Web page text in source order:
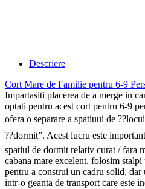
Descriere
Cort Mare de Familie pentru 6-9
Impartasiti placerea de a merge in
optati pentru acest cort pentru 6-9
ofera o separare a spatiuui de
??dormit”. Acest lucru este
spatiul de dormit relativ curat / fara
cabana mare excelent, folosim
pentru a construi un cadru solid,
intr-o geanta de transport care este